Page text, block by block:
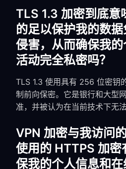
TLS 1.3 加密到底意
的足以保护我的数
侵害，从而确保我
活动完全私密吗？
TLS 1.3 使用具有 256 位密钥
制前向保密。它是银行和大型
准，并被认为在当前技术下无法
VPN 加密与我访问
使用的 HTTPS 加密
保我的个人信息和